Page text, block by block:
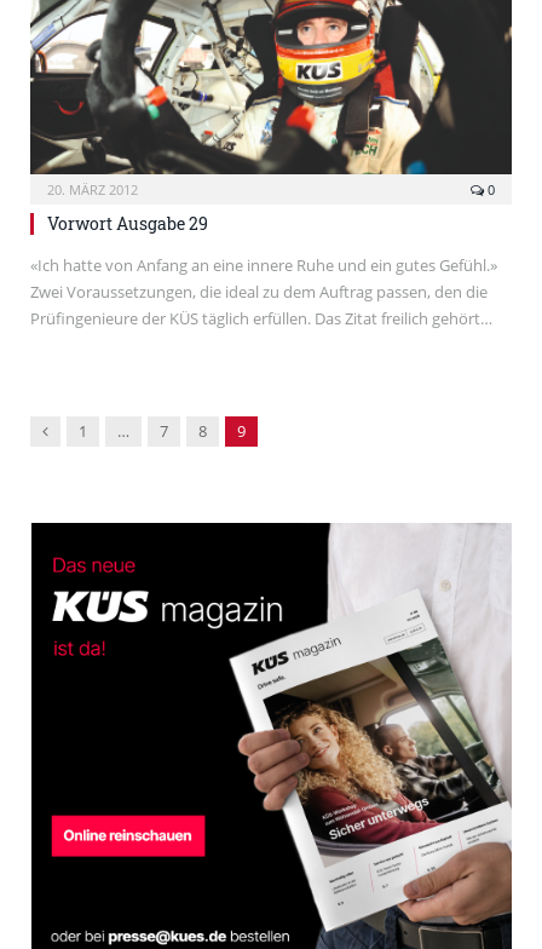
20. MÄRZ 2012 0
Vorwort Ausgabe 29
«Ich hatte von Anfang an eine innere Ruhe und ein gutes Gefühl.»
Zwei Voraussetzungen, die ideal zu dem Auftrag passen, den die
Prüfingenieure der KÜS täglich erfüllen. Das Zitat freilich gehört…
Previous
1 … 7 8 9